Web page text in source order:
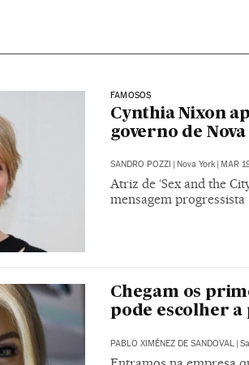
FAMOSOS
Cynthia Nixon
governo de
SANDRO POZZI | Nova York | MAR
Atriz de ‘Sex and the
mensagem progressista
Chegam os
pode escolher a
PABLO XIMÉNEZ DE SANDOVAL |